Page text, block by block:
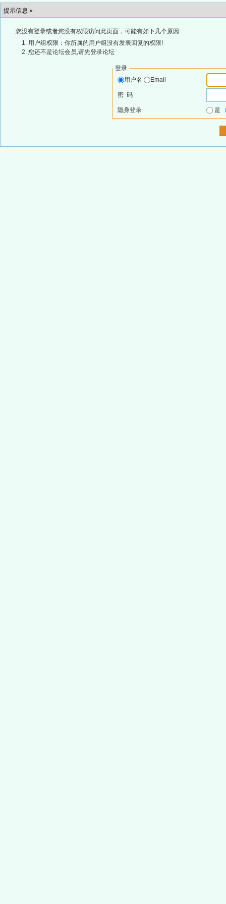
提示信息 »
您没有登录或者您没有权限访问此页面，可能有如下几个原因:
用户组权限：你所属的用户组没有发表回复的权限!
您还不是论坛会员,请先登录论坛
登录
用户名
Email
密 码
隐身登录 是